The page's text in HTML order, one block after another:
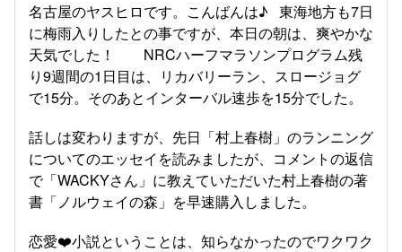
名古屋のヤスヒロです。こんばんは♪ 東海地方も7日
に梅雨入りしたとの事ですが、本日の朝は、爽やかな
天気でした！ NRCハーフマラソンプログラム残
り9週間の1日目は、リカバリーラン、スロージョグ
で15分。そのあとインターバル速歩を15分でした。
話しは変わりますが、先日「村上春樹」のランニング
についてのエッセイを読みましたが、コメントの返信
で「WACKYさん」に教えていただいた村上春樹の著
書「ノルウェイの森」を早速購入しました。
恋愛❤️小説ということは、知らなかったのでワクワク